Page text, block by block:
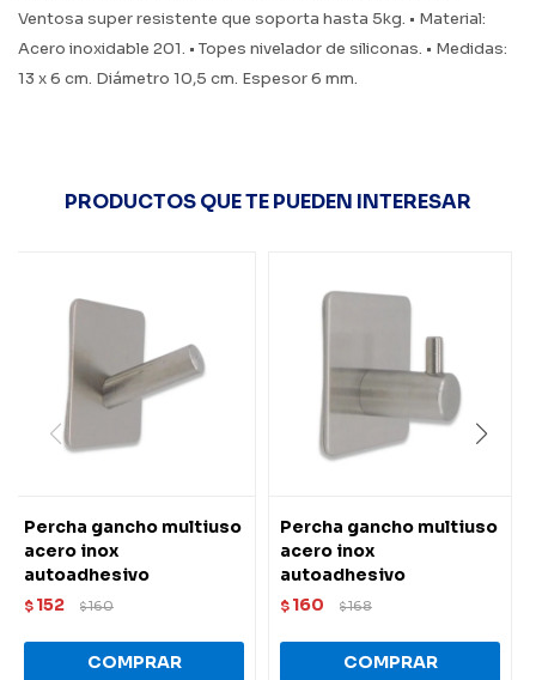
Ventosa super resistente que soporta hasta 5kg. • Material:
Acero inoxidable 201. • Topes nivelador de siliconas. • Medidas:
13 x 6 cm. Diámetro 10,5 cm. Espesor 6 mm.
PRODUCTOS QUE TE PUEDEN INTERESAR
Percha gancho multiuso
acero inox
autoadhesivo
$ 152 $160
Percha gancho multiuso
acero inox
autoadhesivo
$ 160 $168